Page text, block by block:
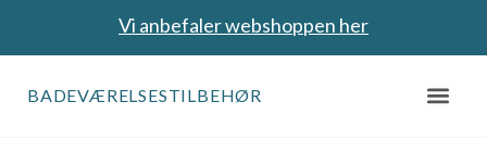
Vi anbefaler webshoppen her
BADEVÆRELSESTILBEHØR